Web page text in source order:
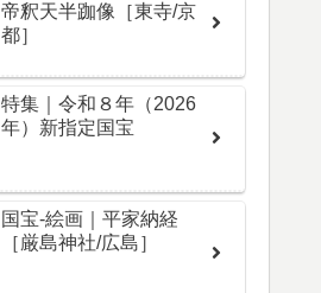
帝釈天半跏像［東寺/京
都］
特集｜令和８年（2026
年）新指定国宝
国宝-絵画｜平家納経
［厳島神社/広島］